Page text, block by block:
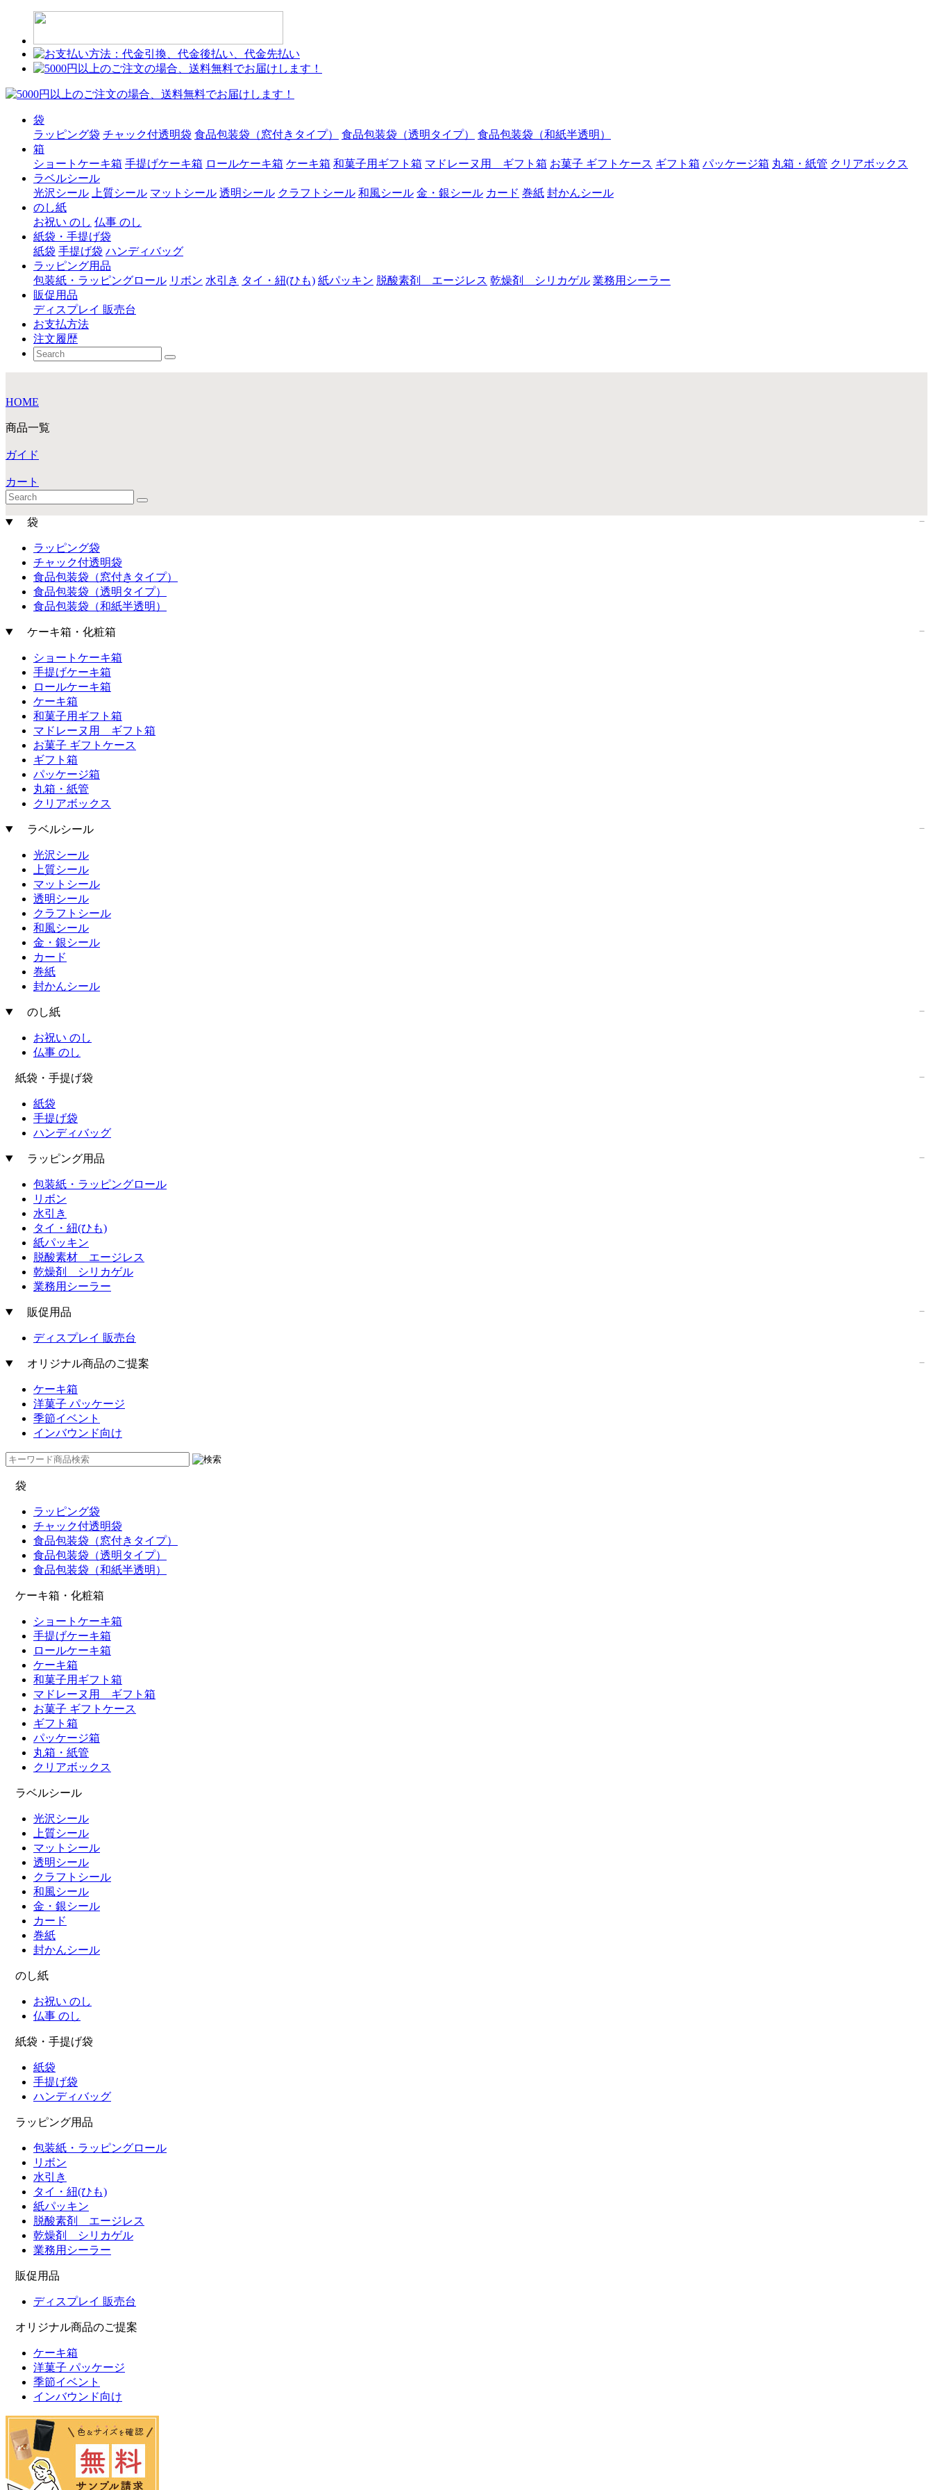
袋
ラッピング袋 チャック付透明袋 食品包装袋（窓付きタイプ） 食品包装袋（透明タイプ）
食品包装袋（和紙半透明）
箱
ショートケーキ箱 手提げケーキ箱 ロールケーキ箱 ケーキ箱 和菓子用ギフト箱 マドレーヌ用 ギフト箱 お菓子 ギフトケース ギフト箱 パッケージ箱 丸箱・紙管 クリアボックス
ラベルシール
光沢シール
上質シール マットシール 透明シール クラフトシール 和風シール 金・銀シール カード 巻紙 封かんシール
のし紙
お祝い のし 仏事 のし
紙袋・手提げ袋
紙袋 手提げ袋 ハンディバッグ
ラッピング用品
包装紙・ラッピングロール リボン 水引き タイ・紐(ひも) 紙パッキン 脱酸素剤 エージレス 乾燥剤 シリカゲル 業務用シーラー
販促用品
ディスプレイ 販売台
お支払方法
注文履歴
HOME
商品一覧
ガイド
カート
袋
ラッピング袋
チャック付透明袋
食品包装袋（窓付きタイプ）
食品包装袋（透明タイプ）
食品包装袋（和紙半透明）
ケーキ箱・化粧箱
ショートケーキ箱
手提げケーキ箱
ロールケーキ箱
ケーキ箱
和菓子用ギフト箱
マドレーヌ用 ギフト箱
お菓子 ギフトケース
ギフト箱
パッケージ箱
丸箱・紙管
クリアボックス
ラベルシール
光沢シール
上質シール
マットシール
透明シール
クラフトシール
和風シール
金・銀シール
カード
巻紙
封かんシール
のし紙
お祝い のし
仏事 のし
紙袋・手提げ袋
紙袋
手提げ袋
ハンディバッグ
ラッピング用品
包装紙・ラッピングロール
リボン
水引き
タイ・紐(ひも)
紙パッキン
脱酸素材 エージレス
乾燥剤 シリカゲル
業務用シーラー
販促用品
ディスプレイ 販売台
オリジナル商品のご提案
ケーキ箱
洋菓子 パッケージ
季節イベント
インバウンド向け
袋
ラッピング袋
チャック付透明袋
食品包装袋（窓付きタイプ）
食品包装袋（透明タイプ）
食品包装袋（和紙半透明）
ケーキ箱・化粧箱
ショートケーキ箱
手提げケーキ箱
ロールケーキ箱
ケーキ箱
和菓子用ギフト箱
マドレーヌ用 ギフト箱
お菓子 ギフトケース
ギフト箱
パッケージ箱
丸箱・紙管
クリアボックス
ラベルシール
光沢シール
上質シール
マットシール
透明シール
クラフトシール
和風シール
金・銀シール
カード
巻紙
封かんシール
のし紙
お祝い のし
仏事 のし
紙袋・手提げ袋
紙袋
手提げ袋
ハンディバッグ
ラッピング用品
包装紙・ラッピングロール
リボン
水引き
タイ・紐(ひも)
紙パッキン
脱酸素剤 エージレス
乾燥剤 シリカゲル
業務用シーラー
販促用品
ディスプレイ 販売台
オリジナル商品のご提案
ケーキ箱
洋菓子 パッケージ
季節イベント
インバウンド向け